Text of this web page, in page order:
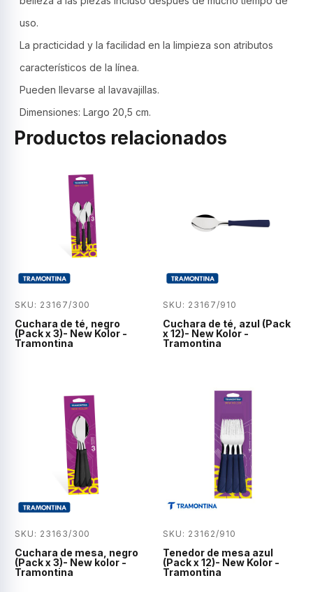
uso.
La practicidad y la facilidad en la limpieza son atributos
característicos de la línea.
Pueden llevarse al lavavajillas.
Dimensiones: Largo 20,5 cm.
Productos relacionados
SKU: 23167/300
Cuchara de té, negro
(Pack x 3)- New Kolor -
Tramontina
SKU: 23167/910
Cuchara de té, azul (Pack
x 12)- New Kolor -
Tramontina
SKU: 23163/300
Cuchara de mesa, negro
(Pack x 3)- New kolor -
Tramontina
SKU: 23162/910
Tenedor de mesa azul
(Pack x 12)- New Kolor -
Tramontina